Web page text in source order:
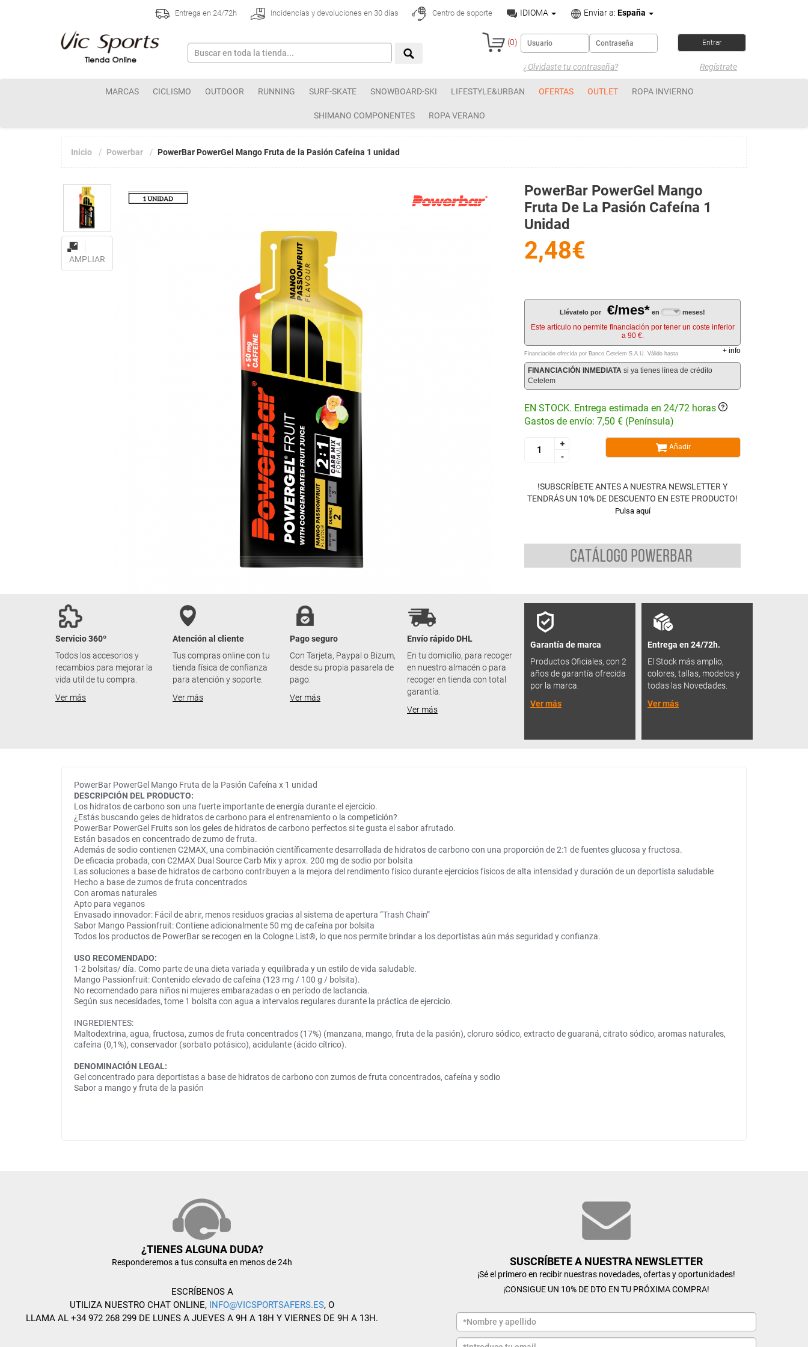
Entrega en 24/72h Incidencias y devoluciones en 30 días Centro de soporte IDIOMA Enviar a: España
(0)
¿Olvidaste tu contraseña? Regístrate
MARCAS CICLISMO OUTDOOR RUNNING SURF-SKATE SNOWBOARD-SKI LIFESTYLE&URBAN OFERTAS OUTLET ROPA INVIERNO
SHIMANO COMPONENTES ROPA VERANO
Inicio Powerbar PowerBar PowerGel Mango Fruta de la Pasión Cafeína 1 unidad
AMPLIAR
PowerBar PowerGel Mango
Fruta De La Pasión Cafeína 1
Unidad
2,48€
Llévatelo por €/mes* en meses!
Este artículo no permite financiación por tener un coste inferior
a 90 €.
Financiación ofrecida por Banco Cetelem S.A.U. Válido hasta + info
FINANCIACIÓN INMEDIATA si ya tienes línea de crédito
Cetelem
EN STOCK. Entrega estimada en 24/72 horas
Gastos de envío: 7,50 € (Península)
+
-
+
-
Añadir
!SUBSCRÍBETE ANTES A NUESTRA NEWSLETTER Y
TENDRÁS UN 10% DE DESCUENTO EN ESTE PRODUCTO!
Pulsa aquí
Servicio 360º
Todos los accesorios y
recambios para mejorar la
vida util de tu compra.
Ver más
Atención al cliente
Tus compras online con tu
tienda física de confianza
para atención y soporte.
Ver más
Pago seguro
Con Tarjeta, Paypal o Bizum,
desde su propia pasarela de
pago.
Ver más
Envío rápido DHL
En tu domicilio, para recoger
en nuestro almacén o para
recoger en tienda con total
garantía.
Ver más
Garantía de marca
Productos Oficiales, con 2
años de garantía ofrecida
por la marca.
Ver más
Entrega en 24/72h.
El Stock más amplio,
colores, tallas, modelos y
todas las Novedades.
Ver más
PowerBar PowerGel Mango Fruta de la Pasión Cafeína x 1 unidad
DESCRIPCIÓN DEL PRODUCTO:
Los hidratos de carbono son una fuerte importante de energía durante el ejercicio.
¿Estás buscando geles de hidratos de carbono para el entrenamiento o la competición?
PowerBar PowerGel Fruits son los geles de hidratos de carbono perfectos si te gusta el sabor afrutado.
Están basados en concentrado de zumo de fruta.
Además de sodio contienen C2MAX, una combinación científicamente desarrollada de hidratos de carbono con una proporción de 2:1 de fuentes glucosa y fructosa.
De eficacia probada, con C2MAX Dual Source Carb Mix y aprox. 200 mg de sodio por bolsita
Las soluciones a base de hidratos de carbono contribuyen a la mejora del rendimento físico durante ejercicios físicos de alta intensidad y duración de un deportista saludable
Hecho a base de zumos de fruta concentrados
Con aromas naturales
Apto para veganos
Envasado innovador: Fácil de abrir, menos residuos gracias al sistema de apertura “Trash Chain”
Sabor Mango Passionfruit: Contiene adicionalmente 50 mg de cafeína por bolsita
Todos los productos de PowerBar se recogen en la Cologne List®, lo que nos permite brindar a los deportistas aún más seguridad y confianza.
USO RECOMENDADO:
1-2 bolsitas/ día. Como parte de una dieta variada y equilibrada y un estilo de vida saludable.
Mango Passionfruit: Contenido elevado de cafeína (123 mg / 100 g / bolsita).
No recomendado para niños ni mujeres embarazadas o en período de lactancia.
Según sus necesidades, tome 1 bolsita con agua a intervalos regulares durante la práctica de ejercicio.
INGREDIENTES:
Maltodextrina, agua, fructosa, zumos de fruta concentrados (17%) (manzana, mango, fruta de la pasión), cloruro sódico, extracto de guaraná, citrato sódico, aromas naturales,
cafeína (0,1%), conservador (sorbato potásico), acidulante (ácido cítrico).
DENOMINACIÓN LEGAL:
Gel concentrado para deportistas a base de hidratos de carbono con zumos de fruta concentrados, cafeína y sodio
Sabor a mango y fruta de la pasión
¿TIENES ALGUNA DUDA?
Responderemos a tus consulta en menos de 24h
ESCRÍBENOS A
UTILIZA NUESTRO CHAT ONLINE, INFO@VICSPORTSAFERS.ES, O
LLAMA AL +34 972 268 299 DE LUNES A JUEVES A 9H A 18H Y VIERNES DE 9H A 13H.
SUSCRÍBETE A NUESTRA NEWSLETTER
¡Sé el primero en recibir nuestras novedades, ofertas y oportunidades!
¡CONSIGUE UN 10% DE DTO EN TU PRÓXIMA COMPRA!